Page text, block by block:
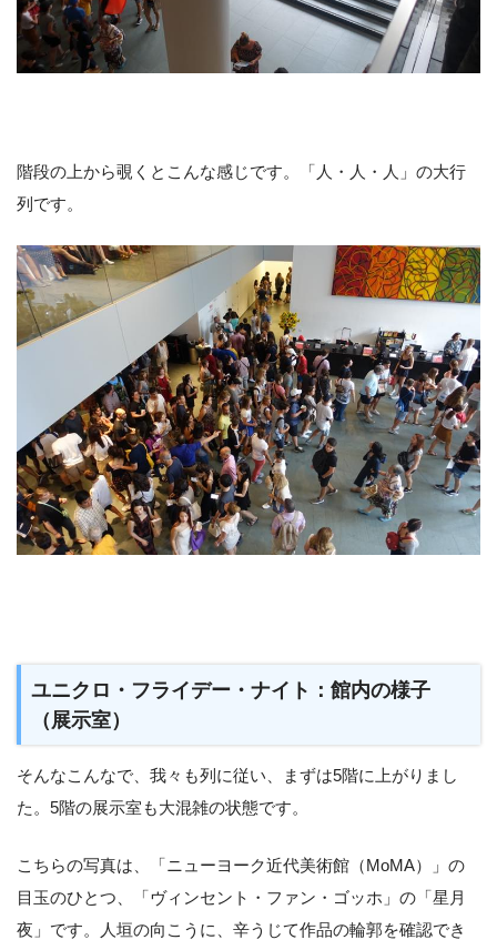
階段の上から覗くとこんな感じです。「人・人・人」の大行
列です。
ユニクロ・フライデー・ナイト：館内の様子
（展示室）
そんなこんなで、我々も列に従い、まずは5階に上がりまし
た。5階の展示室も大混雑の状態です。
こちらの写真は、「ニューヨーク近代美術館（MoMA）」の
目玉のひとつ、「ヴィンセント・ファン・ゴッホ」の「星月
夜」です。人垣の向こうに、辛うじて作品の輪郭を確認でき